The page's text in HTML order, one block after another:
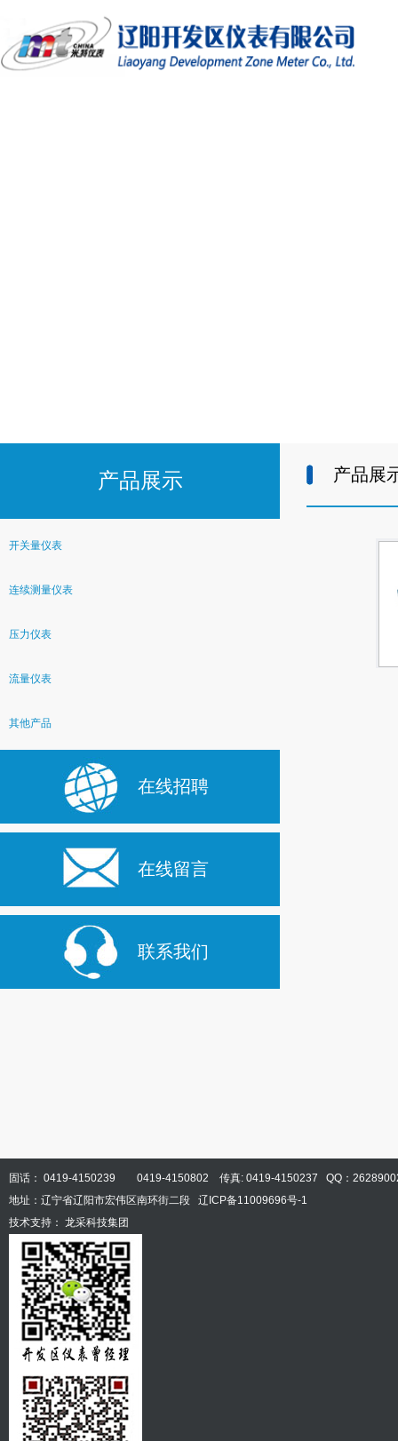
产品展示
开关量仪表
连续测量仪表
压力仪表
流量仪表
其他产品
在线招聘
在线留言
联系我们
产品展
固话： 0419-4150239 0419-4150802 传真: 0419-4150237 QQ：
地址：辽宁省辽阳市宏伟区南环街二段 辽ICP备11009696号-1
技术支持： 龙采科技集团